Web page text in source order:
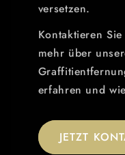
versetzen.
Kontaktieren
mehr über
erfahren und
JETZT